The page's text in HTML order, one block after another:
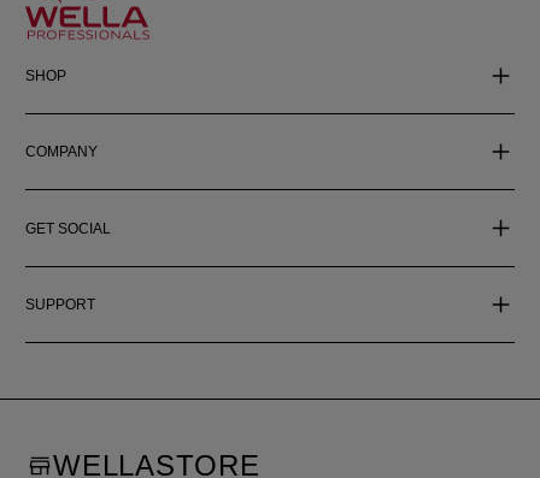
SHOP
COMPANY
GET SOCIAL
SUPPORT
WELLASTORE